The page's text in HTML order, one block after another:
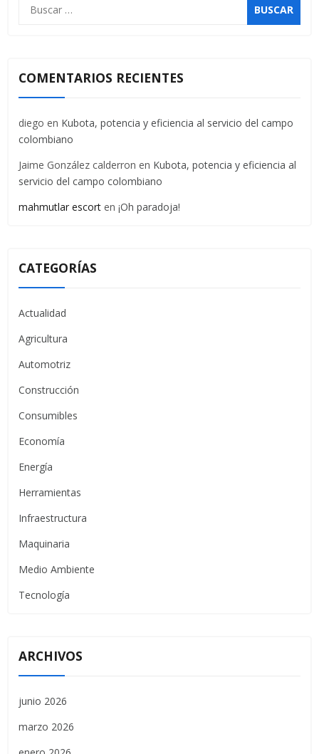
COMENTARIOS RECIENTES
diego en Kubota, potencia y eficiencia al servicio del campo
colombiano
Jaime González calderron en Kubota, potencia y eficiencia al
servicio del campo colombiano
mahmutlar escort en ¡Oh paradoja!
CATEGORÍAS
Actualidad
Agricultura
Automotriz
Construcción
Consumibles
Economía
Energía
Herramientas
Infraestructura
Maquinaria
Medio Ambiente
Tecnología
ARCHIVOS
junio 2026
marzo 2026